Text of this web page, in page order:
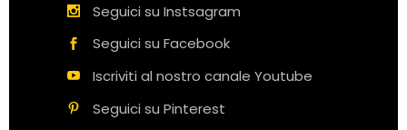
Seguici su Instsagram
Seguici su Facebook
Iscriviti al nostro canale Youtube
Seguici su Pinterest